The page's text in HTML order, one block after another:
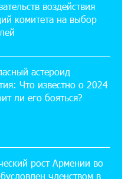
адресу ул. Шаумяна, 24/2
Карабах не был в составе
Аршак
страны с просьбой
заключенных,
воздействия
комитета на выбор
астероид
Что известно о 2024
ли его бояться?
рост Армении во
членством в